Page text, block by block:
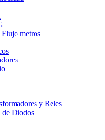
metros
y Reles
de Diodos